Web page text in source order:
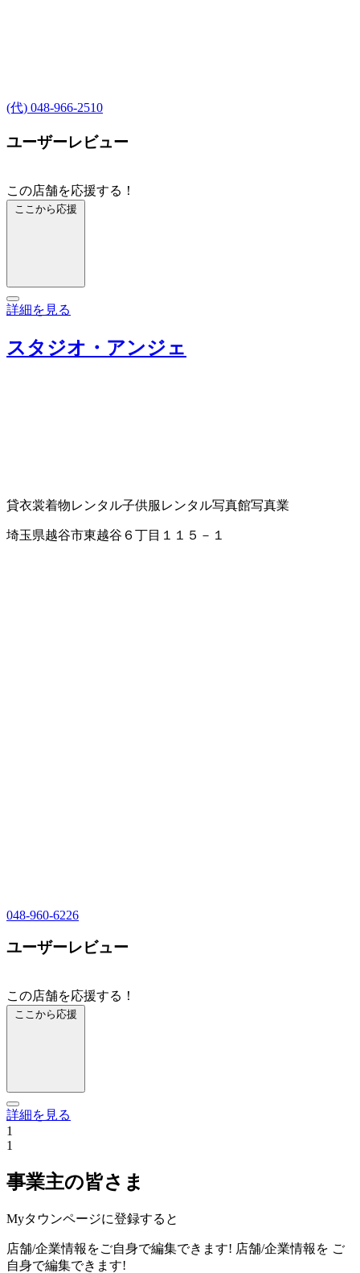
(代) 048-966-2510
ユーザーレビュー
この店舗を応援する！
ここから応援
詳細を見る
スタジオ・アンジェ
貸衣裳着物レンタル子供服レンタル写真館写真業
埼玉県越谷市東越谷６丁目１１５－１
048-960-6226
ユーザーレビュー
この店舗を応援する！
ここから応援
詳細を見る
1
1
事業主の皆さま
Myタウンページに登録すると
店舗/企業情報をご自身で編集できます! 店舗/企業情報を ご
自身で編集できます!